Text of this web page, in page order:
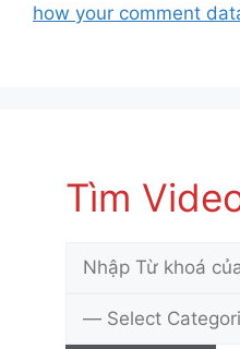
how your comment
Tìm